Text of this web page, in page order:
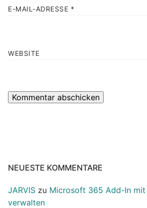
E-MAIL-ADRESSE *
WEBSITE
NEUESTE KOMMENTARE
JARVIS zu Microsoft 365 Add-In mit
verwalten